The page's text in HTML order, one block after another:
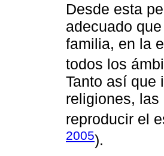
Desde esta
adecuado
familia, en la
todos los
Tanto así que
religiones,
reproducir el
2005).